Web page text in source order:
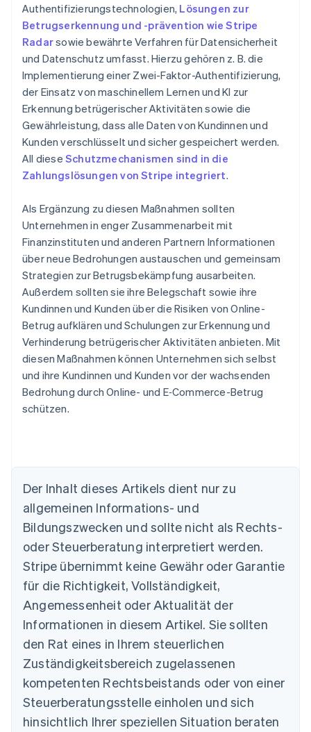
Authentifizierungstechnologien, Lösungen zur
Betrugserkennung und -prävention wie Stripe
Radarsowie bewährte Verfahren für Datensicherheit
und Datenschutz umfasst. Hierzu gehören z. B. die
Implementierung einer Zwei-Faktor-Authentifizierung,
der Einsatz von maschinellem Lernen und KI zur
Erkennung betrügerischer Aktivitäten sowie die
Gewährleistung, dass alle Daten von Kundinnen und
Kunden verschlüsselt und sicher gespeichert werden.
All dieseSchutzmechanismen sind in die
Zahlungslösungen von Stripe integriert.
Als Ergänzung zu diesen Maßnahmen sollten
Unternehmen in enger Zusammenarbeit mit
Finanzinstituten und anderen Partnern Informationen
über neue Bedrohungen austauschen und gemeinsam
Strategien zur Betrugsbekämpfung ausarbeiten.
Außerdem sollten sie ihre Belegschaft sowie ihre
Kundinnen und Kunden über die Risiken von Online-
Betrug aufklären und Schulungen zur Erkennung und
Verhinderung betrügerischer Aktivitäten anbieten. Mit
diesen Maßnahmen können Unternehmen sich selbst
und ihre Kundinnen und Kunden vor der wachsenden
Bedrohung durch Online- und E‑Commerce-Betrug
schützen.
Der Inhalt dieses Artikels dient nur zu
allgemeinen Informations- und
Bildungszwecken und sollte nicht als Rechts-
oder Steuerberatung interpretiert werden.
Stripe übernimmt keine Gewähr oder Garantie
für die Richtigkeit, Vollständigkeit,
Angemessenheit oder Aktualität der
Informationen in diesem Artikel. Sie sollten
den Rat eines in Ihrem steuerlichen
Zuständigkeitsbereich zugelassenen
kompetenten Rechtsbeistands oder von einer
Steuerberatungsstelle einholen und sich
hinsichtlich Ihrer speziellen Situation beraten
Australien
English
Belgien
Brasilien
PortuguêsEnglish
Bulgarien
English
Dänemark
English
DeutschEnglish
Estland
English
Festlandchina
简体中文English
Finnland